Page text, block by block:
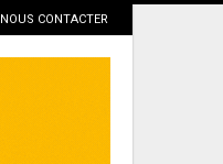
NOUS CONTACTER